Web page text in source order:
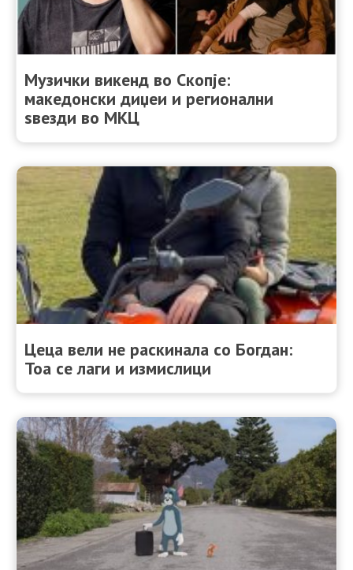
Музички викенд во Скопје:
македонски диџеи и регионални
ѕвезди во МКЦ
Цеца вели не раскинала со Богдан:
Тоа се лаги и измислици